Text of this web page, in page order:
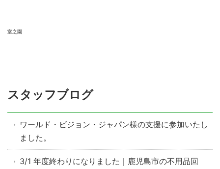
室之園
スタッフブログ
ワールド・ビジョン・ジャパン様の支援に参加いたし
ました。
3/1 年度終わりになりました｜鹿児島市の不用品回